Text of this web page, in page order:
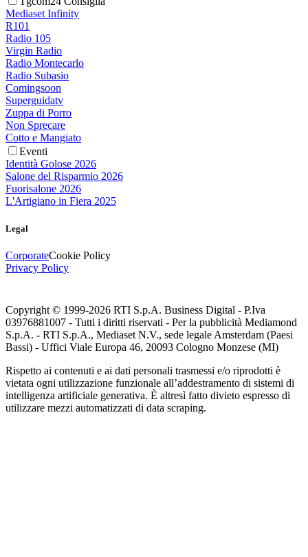
Mediaset Infinity
R101
Radio 105
Virgin Radio
Radio Montecarlo
Radio Subasio
Comingsoon
Superguidatv
Zuppa di Porro
Non Sprecare
Cotto e Mangiato
Eventi
Identità Golose 2026
Salone del Risparmio 2026
Fuorisalone 2026
L'Artigiano in Fiera 2025
Legal
CorporateCookie Policy
Privacy Policy
Copyright © 1999-2026 RTI S.p.A. Business Digital - P.Iva
03976881007 - Tutti i diritti riservati - Per la pubblicità Mediamond
S.p.A. - RTI S.p.A., Mediaset N.V., sede legale Amsterdam (Paesi
Bassi) - Uffici Viale Europa 46, 20093 Cologno Monzese (MI)
Rispetto ai contenuti e ai dati personali trasmessi e/o riprodotti è
vietata ogni utilizzazione funzionale all’addestramento di sistemi di
intelligenza artificiale generativa. È altresì fatto divieto espresso di
utilizzare mezzi automatizzati di data scraping.